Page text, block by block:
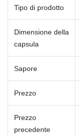
Tipo di prodotto
Dimensione della
capsula
Sapore
Prezzo
Prezzo
precedente